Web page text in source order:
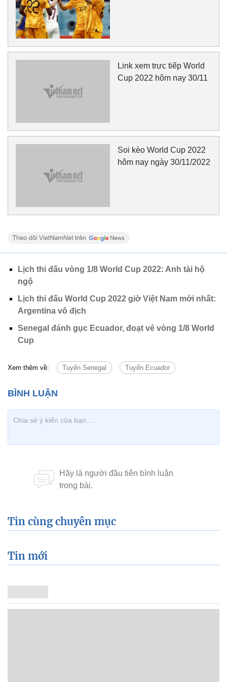
Link xem trực tiếp World
Cup 2022 hôm nay 30/11
Soi kèo World Cup 2022
hôm nay ngày 30/11/2022
Lịch thi đấu vòng 1/8 World Cup 2022: Anh tài hộ
ngộ
Lịch thi đấu World Cup 2022 giờ Việt Nam mới nhất:
Argentina vô địch
Senegal đánh gục Ecuador, đoạt vé vòng 1/8 World
Cup
Xem thêm về: Tuyển Senegal Tuyển Ecuador
Tin cùng chuyên mục
Tin mới